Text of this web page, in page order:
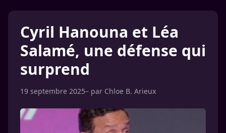
Cyril Hanouna et Léa
Salamé, une défense qui
surprend
19 septembre 2025– par Chloe B. Arieux